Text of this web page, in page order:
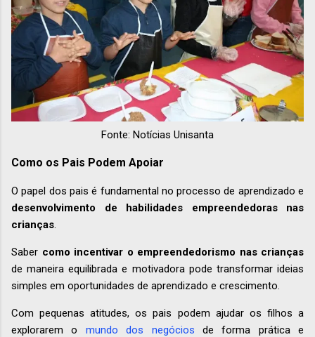
Fonte: Notícias Unisanta
Como os Pais Podem Apoiar
O papel dos pais é fundamental no processo de aprendizado e
desenvolvimento de habilidades empreendedoras nas
crianças.
Saber como incentivar o empreendedorismo nas crianças
de maneira equilibrada e motivadora pode transformar ideias
simples em oportunidades de aprendizado e crescimento.
Com pequenas atitudes, os pais podem ajudar os filhos a
explorarem o mundo dos negócios de forma prática e